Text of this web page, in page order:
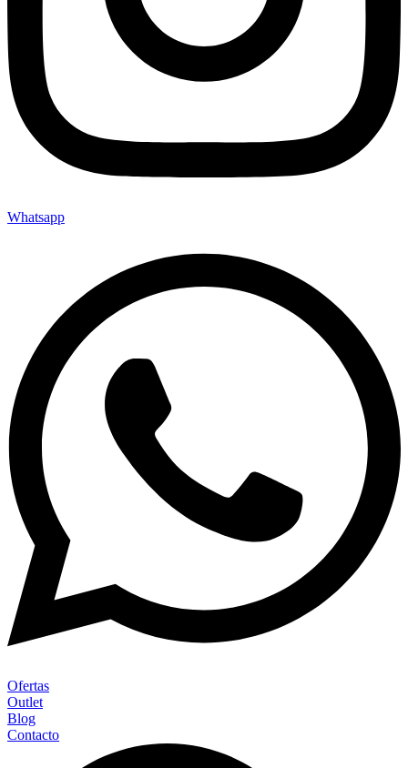
Whatsapp
Ofertas
Outlet
Blog
Contacto